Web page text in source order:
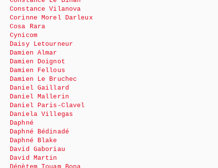
Constance Vilanova
Corinne Morel Darleux
Cosa Rara
Cynicom
Daisy Letourneur
Damien Almar
Damien Doignot
Damien Fellous
Damien Le Bruchec
Daniel Gaillard
Daniel Mallerin
Daniel Paris-Clavel
Daniela Villegas
Daphné
Daphné Bédinadé
Daphné Blake
David Gaboriau
David Martin